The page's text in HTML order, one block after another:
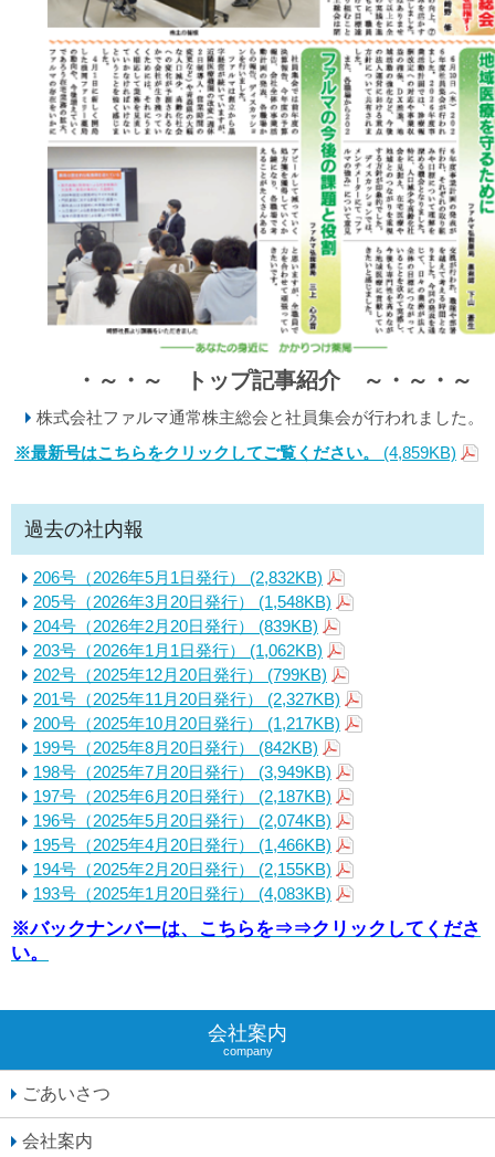
・～・～ トップ記事紹介 ～・～ ・～
株式会社ファルマ通常株主総会と社員集会が行われました。
※最新号はこちらをクリックしてご覧ください。
(4,859KB)
過去の社内報
206号（2026年5月1日発行）
(2,832KB)
205号（2026年3月20日発行）
(1,548KB)
204号（2026年2月20日発行）
(839KB)
203号（2026年1月1日発行）
(1,062KB)
202号（2025年12月20日発行）
(799KB)
201号（2025年11月20日発行）
(2,327KB)
200号（2025年10月20日発行）
(1,217KB)
199号（2025年8月20日発行）
(842KB)
198号（2025年7月20日発行）
(3,949KB)
197号（2025年6月20日発行）
(2,187KB)
196号（2025年5月20日発行）
(2,074KB)
195号（2025年4月20日発行）
(1,466KB)
194号（2025年2月20日発行）
(2,155KB)
193号（2025年1月20日発行）
(4,083KB)
※バックナンバーは、こちらを⇒⇒クリックしてくださ
い。
会社案内
company
ごあいさつ
会社案内